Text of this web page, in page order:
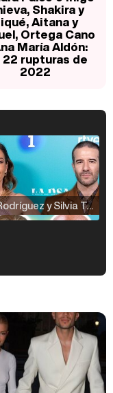
Shakira y
Aitana y
Ortega Cano
María Aldón:
22 rupturas de
2022
Raúl Rodríguez y Silvia Taulés nos cuentan su papel en 'La familia de la tele'
Carlota Corredera y Javier de Hoyos: "La tele tiene que representar al público también y aquí están todos los perfiles posibles&quo;